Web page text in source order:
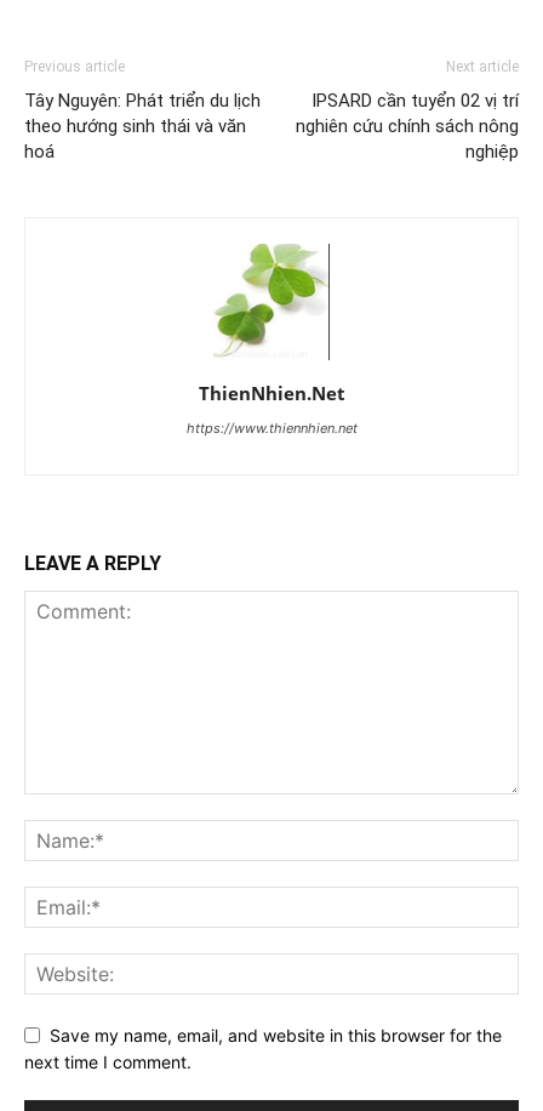
Previous article
Tây Nguyên: Phát triển du lịch
theo hướng sinh thái và văn
hoá
Next article
IPSARD cần tuyển 02 vị trí
nghiên cứu chính sách nông
nghiệp
ThienNhien.Net
https://www.thiennhien.net
LEAVE A REPLY
Save my name, email, and website in this browser for the
next time I comment.